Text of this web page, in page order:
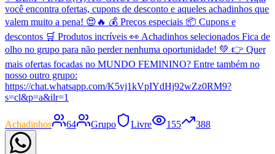
você encontra ofertas, cupons de desconto e aqueles achadinhos que
valem muito a pena! 😍🔥 💰 Preços especiais 📦 Cupons e
descontos 🛒 Produtos incríveis 👀 Achadinhos selecionados Fica de
olho no grupo para não perder nenhuma oportunidade! 💚 👉 Quer
mais ofertas focadas no MUNDO FEMININO? Entre também no
nosso outro grupo:
https://chat.whatsapp.com/K5vj1kVpIYdHj92wZz0RM9?
s=cl&p=a&ilr=1
Achadinhos 64 Grupo Livre 155 388